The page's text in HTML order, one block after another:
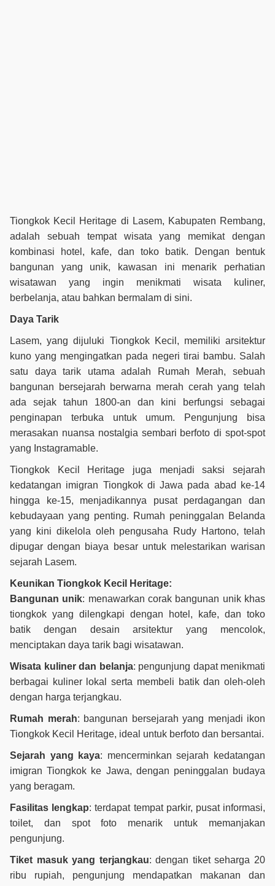
Tiongkok Kecil Heritage di Lasem, Kabupaten Rembang,
adalah sebuah tempat wisata yang memikat dengan
kombinasi hotel, kafe, dan toko batik. Dengan bentuk
bangunan yang unik, kawasan ini menarik perhatian
wisatawan yang ingin menikmati wisata kuliner,
berbelanja, atau bahkan bermalam di sini.
Daya Tarik
Lasem, yang dijuluki Tiongkok Kecil, memiliki arsitektur
kuno yang mengingatkan pada negeri tirai bambu. Salah
satu daya tarik utama adalah Rumah Merah, sebuah
bangunan bersejarah berwarna merah cerah yang telah
ada sejak tahun 1800-an dan kini berfungsi sebagai
penginapan terbuka untuk umum. Pengunjung bisa
merasakan nuansa nostalgia sembari berfoto di spot-spot
yang Instagramable.
Tiongkok Kecil Heritage juga menjadi saksi sejarah
kedatangan imigran Tiongkok di Jawa pada abad ke-14
hingga ke-15, menjadikannya pusat perdagangan dan
kebudayaan yang penting. Rumah peninggalan Belanda
yang kini dikelola oleh pengusaha Rudy Hartono, telah
dipugar dengan biaya besar untuk melestarikan warisan
sejarah Lasem.
Keunikan Tiongkok Kecil Heritage:
Bangunan unik: menawarkan corak bangunan unik khas
tiongkok yang dilengkapi dengan hotel, kafe, dan toko
batik dengan desain arsitektur yang mencolok,
menciptakan daya tarik bagi wisatawan.
Wisata kuliner dan belanja: pengunjung dapat menikmati
berbagai kuliner lokal serta membeli batik dan oleh-oleh
dengan harga terjangkau.
Rumah merah: bangunan bersejarah yang menjadi ikon
Tiongkok Kecil Heritage, ideal untuk berfoto dan bersantai.
Sejarah yang kaya: mencerminkan sejarah kedatangan
imigran Tiongkok ke Jawa, dengan peninggalan budaya
yang beragam.
Fasilitas lengkap: terdapat tempat parkir, pusat informasi,
toilet, dan spot foto menarik untuk memanjakan
pengunjung.
Tiket masuk yang terjangkau: dengan tiket seharga 20
ribu rupiah, pengunjung mendapatkan makanan dan